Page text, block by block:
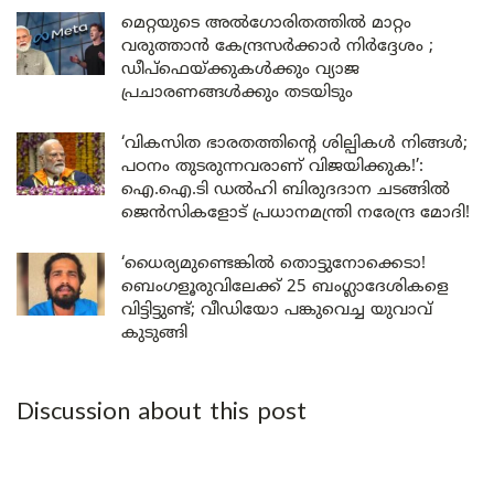
മെറ്റയുടെ അൽഗോരിതത്തിൽ മാറ്റം
വരുത്താൻ കേന്ദ്രസർക്കാർ നിർദ്ദേശം ;
ഡീപ്‌ഫെയ്ക്കുകൾക്കും വ്യാജ
പ്രചാരണങ്ങൾക്കും തടയിടും
‘വികസിത ഭാരതത്തിന്റെ ശില്പികൾ നിങ്ങൾ;
പഠനം തുടരുന്നവരാണ് വിജയിക്കുക!’:
ഐ.ഐ.ടി ഡൽഹി ബിരുദദാന ചടങ്ങിൽ
ജെൻസികളോട് പ്രധാനമന്ത്രി നരേന്ദ്ര മോദി!
‘ധൈര്യമുണ്ടെങ്കിൽ തൊട്ടുനോക്കെടാ!
ബെംഗളൂരുവിലേക്ക് 25 ബംഗ്ലാദേശികളെ
വിട്ടിട്ടുണ്ട്; വീഡിയോ പങ്കുവെച്ച യുവാവ്
കുടുങ്ങി
Discussion about this post